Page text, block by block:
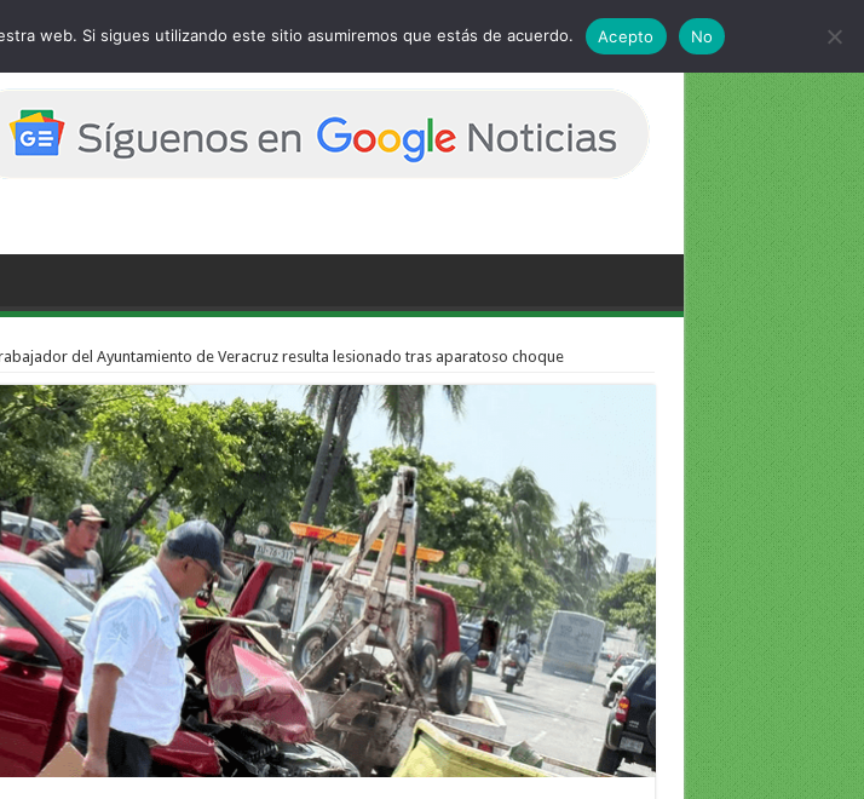
del Ayuntamiento de Veracruz resulta lesionado tras aparatoso choque
web. Si sigues utilizando este sitio asumiremos que estás de acuerdo. Acepto No